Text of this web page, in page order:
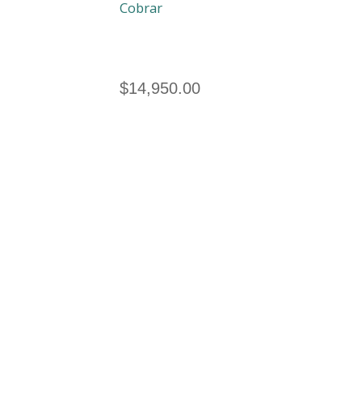
Cobrar
$14,950.00